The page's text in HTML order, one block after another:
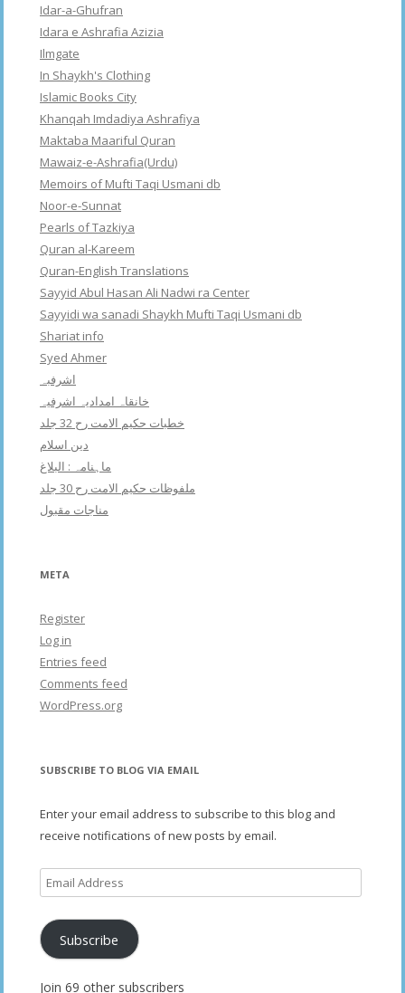
Idar-a-Ghufran
Idara e Ashrafia Azizia
Ilmgate
In Shaykh's Clothing
Islamic Books City
Khanqah Imdadiya Ashrafiya
Maktaba Maariful Quran
Mawaiz-e-Ashrafia(Urdu)
Memoirs of Mufti Taqi Usmani db
Noor-e-Sunnat
Pearls of Tazkiya
Quran al-Kareem
Quran-English Translations
Sayyid Abul Hasan Ali Nadwi ra Center
Sayyidi wa sanadi Shaykh Mufti Taqi Usmani db
Shariat info
Syed Ahmer
اشرفبہ
خانقاہ امدادیہ اشرفیہ
خطبات حکیم الامت رح 32 جلد
دین اسلام
ماہنامہ : البلاغ
ملفوظات حکیم الامت رح 30 جلد
مناجات مقبول
META
Register
Log in
Entries feed
Comments feed
WordPress.org
SUBSCRIBE TO BLOG VIA EMAIL
Enter your email address to subscribe to this blog and
receive notifications of new posts by email.
Email
Address
Subscribe
Join 69 other subscribers